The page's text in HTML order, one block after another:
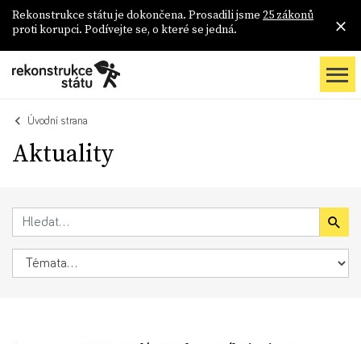
Rekonstrukce státu je dokončena. Prosadili jsme 25 zákonů
proti korupci. Podívejte se, o které se jedná.
Úvodní strana
Aktuality